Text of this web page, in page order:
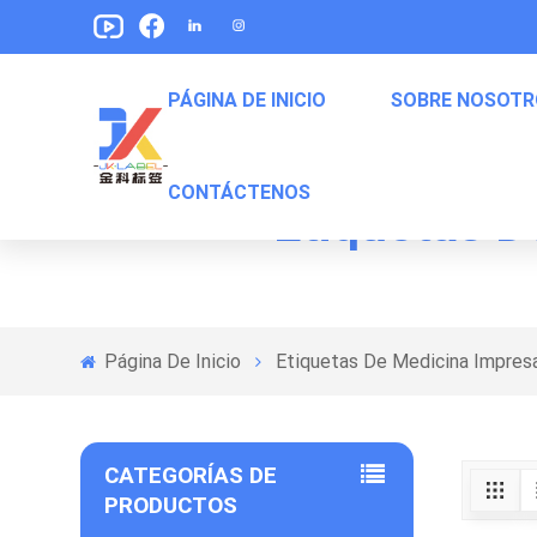
PÁGINA DE INICIO SOBRE
CONTÁCTENOS
Etiquetas
Página De Inicio Etiquetas De Medicina
CATEGORÍAS DE
PRODUCTOS